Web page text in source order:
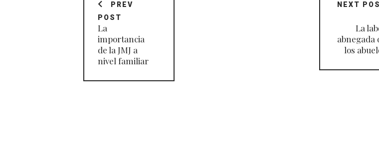
de
entradas
PREV
POST
La
importancia
de la JMJ a
nivel familiar
NEXT
La
abnegada
los